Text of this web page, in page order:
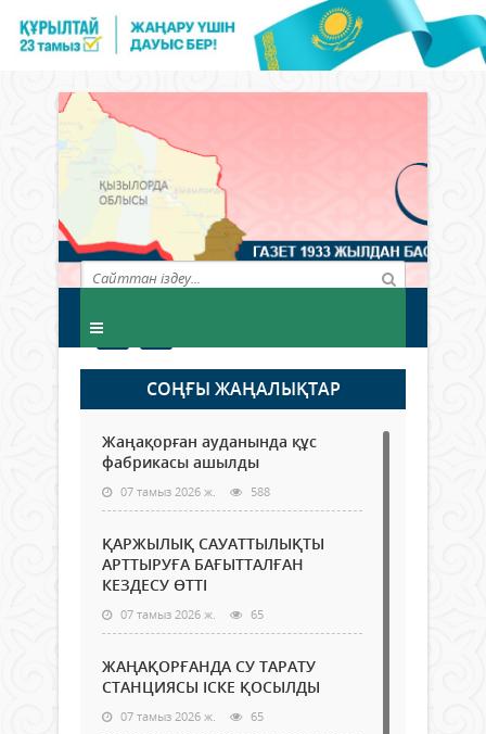
СОҢҒЫ ЖАҢАЛЫҚТАР
Жаңақорған ауданында құс
фабрикасы ашылды
07 тамыз 2026 ж. 588
ҚАРЖЫЛЫҚ САУАТТЫЛЫҚТЫ
АРТТЫРУҒА БАҒЫТТАЛҒАН
КЕЗДЕСУ ӨТТІ
07 тамыз 2026 ж. 65
ЖАҢАҚОРҒАНДА СУ ТАРАТУ
СТАНЦИЯСЫ ІСКЕ ҚОСЫЛДЫ
07 тамыз 2026 ж. 65